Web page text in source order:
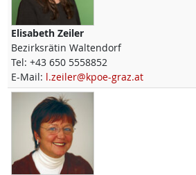
Elisabeth Zeiler
Bezirksrätin Waltendorf
Tel: +43 650 5558852
E-Mail: l.zeiler@kpoe-graz.at